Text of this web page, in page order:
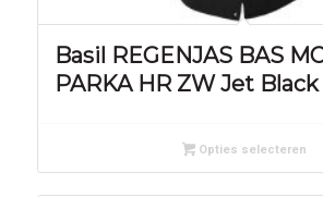
Basil REGENJAS BAS
PARKA HR ZW Jet Black
Opties selecteren